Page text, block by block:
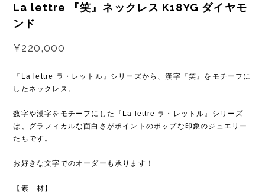
La lettre 『笑』ネックレス K18YG ダイヤモ
ンド
¥220,000
『La lettre ラ・レットル』シリーズから、漢字『笑』をモチーフに
したネックレス。
数字や漢字をモチーフにした『La lettre ラ・レットル』シリーズ
は、グラフィカルな面白さがポイントのポップな印象のジュエリー
たちです。
お好きな文字でのオーダーも承ります！
【素 材】